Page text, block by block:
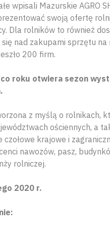
wpisali Mazurskie AGRO
swoją ofertę
Dla rolników to również
nad zakupami sprzętu
200 firm.
co roku otwiera sezon
z myślą o rolnikach,
ościennych, a
krajowe i
nawozów, pasz,
rolniczej.
2020 r.